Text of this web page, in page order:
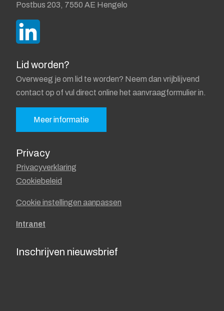
Postbus 203, 7550 AE Hengelo
Lid worden?
Overweeg je om lid te worden? Neem dan vrijblijvend
contact op of vul direct online het aanvraagformulier in.
Meer informatie
Privacy
Privacyverklaring
Cookiebeleid
Cookie instellingen aanpassen
Intranet
Inschrijven nieuwsbrief